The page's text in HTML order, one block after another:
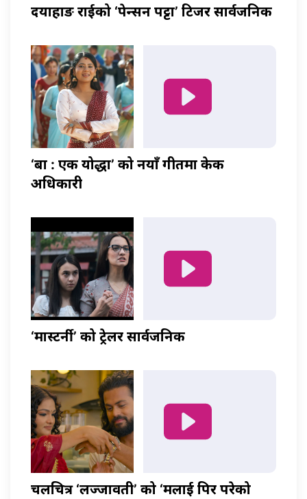
दयाहाङ राईको ‘पेन्सन पट्टा’ टिजर सार्वजनिक
‘बा : एक योद्धा’ को नयाँ गीतमा केकी
अधिकारी
‘मास्टर्नी’ को ट्रेलर सार्वजनिक
चलचित्र ‘लज्जावती’ को ‘मलाई पिर परेको